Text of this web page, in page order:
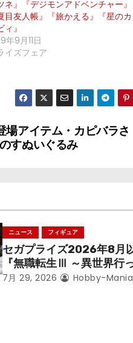
ネ』『デジモンアドベンチャー』
目友人帳』『旅かえる』『星のカ
ィ』
年9月11日
イズフェア
アイテム・カピバラさ
すぬいぐるみ
ニュース フィギュア
セガプライズ2026年8月
『無職転生Ⅲ ～異世界行
本気だす～』から「ロキ
7月 29, 2026 Hobby-